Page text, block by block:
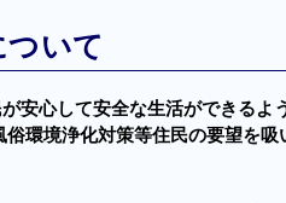
ついて
安心して安全な生活ができるよ
環境浄化対策等住民の要望を